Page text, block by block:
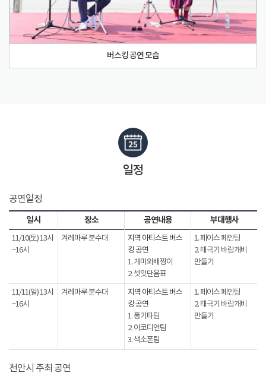
버스킹 공연 모습
일정
공연일정
일시 장소 공연내용 부대행사
11/10(토) 13시
~16시
겨레마루 분수대
지역 아티스트 버스
킹 공연
1. 개미와배짱이
2. 셋잇단음표
1. 페이스 페인팅
2. 태극기 바람개비
만들기
11/11(일) 13시
~16시
겨레마루 분수대
지역 아티스트 버스
킹 공연
1. 통기타팀
2. 아코디언팀
3. 색소폰팀
1. 페이스 페인팅
2. 태극기 바람개비
만들기
천안시 주최 공연